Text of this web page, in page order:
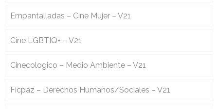
Empantalladas – Cine Mujer – V21
Cine LGBTIQ+ – V21
Cinecologico – Medio Ambiente – V21
Ficpaz – Derechos Humanos/Sociales – V21